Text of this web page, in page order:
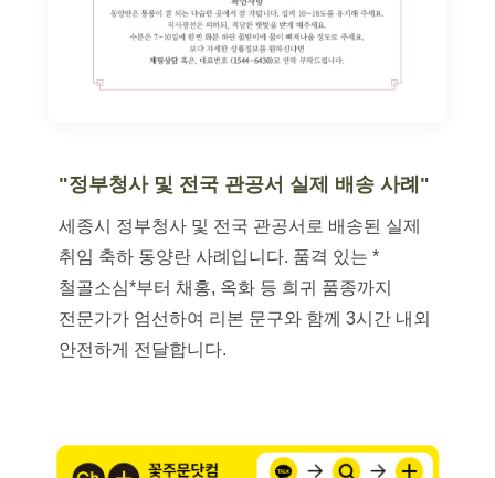
"정부청사 및 전국 관공서 실제 배송 사례"
세종시 정부청사 및 전국 관공서로 배송된 실제
취임 축하 동양란 사례입니다. 품격 있는 *
철골소심*부터 채홍, 옥화 등 희귀 품종까지
전문가가 엄선하여 리본 문구와 함께 3시간 내외
안전하게 전달합니다.